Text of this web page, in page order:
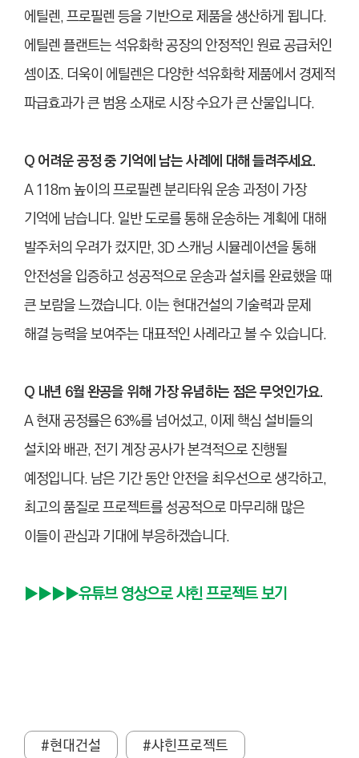
에틸렌, 프로필렌 등을 기반으로 제품을 생산하게 됩니다.
에틸렌 플랜트는 석유화학 공장의 안정적인 원료 공급처인
셈이죠. 더욱이 에틸렌은 다양한 석유화학 제품에서 경제적
파급효과가 큰 범용 소재로 시장 수요가 큰 산물입니다.
Q 어려운 공정 중 기억에 남는 사례에 대해 들려주세요.
A 118m 높이의 프로필렌 분리타워 운송 과정이 가장
기억에 남습니다. 일반 도로를 통해 운송하는 계획에 대해
발주처의 우려가 컸지만, 3D 스캐닝 시뮬레이션을 통해
안전성을 입증하고 성공적으로 운송과 설치를 완료했을 때
큰 보람을 느꼈습니다. 이는 현대건설의 기술력과 문제
해결 능력을 보여주는 대표적인 사례라고 볼 수 있습니다.
Q 내년 6월 완공을 위해 가장 유념하는 점은 무엇인가요.
A 현재 공정률은 63%를 넘어섰고, 이제 핵심 설비들의
설치와 배관, 전기 계장 공사가 본격적으로 진행될
예정입니다. 남은 기간 동안 안전을 최우선으로 생각하고,
최고의 품질로 프로젝트를 성공적으로 마무리해 많은
이들이 관심과 기대에 부응하겠습니다.
▶▶▶▶유튜브 영상으로 샤힌 프로젝트 보기
#현대건설
#샤힌프로젝트